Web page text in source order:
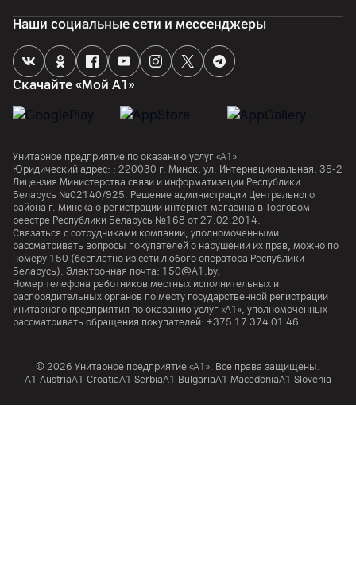
Скачайте «Мой А1»
Наши социальные сети и мессенджеры
Унитарное предприятие по оказанию услуг «А1»
Юридический адрес: : 220030 г. Минск, ул. Интернациональная, 36-2
Лицензия Министерства связи и информатизации Республики
Беларусь №02140/925. Решение администрации Центрального
района г. Минска о регистрации интернет-магазина в Торговом
реестре Республики Беларусь №168 от 27.02.2014.
Связаться с сотрудниками компании, уполномоченными
рассматривать вопросы покупателей о нарушении их прав, можно по
номеру 150 (бесплатно из сети любого оператора Республики
Беларусь). Электронная почта: 150@A1.by.
Номер телефона работников местных исполнительных и
распорядительных органов по месту государственной регистрации
Унитарного предприятия по оказанию услуг «А1», уполномоченных
рассматривать обращения покупателей: +375 17 374 01 46.
© 2026 Унитарное предприятие «А1». Все права защищены.
A1 AustriaA1 CroatiaА1 SerbiaA1 BulgariaA1 MacedoniaA1 Slovenia